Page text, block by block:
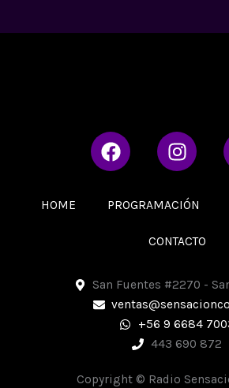
F
a
e
k
I
n
t
g
a
m
HOME PROGRAMACIÓN
CONTACTO
San Fuentes #2270 -
+56 9 6684
443 690 872
Copyright © Radio